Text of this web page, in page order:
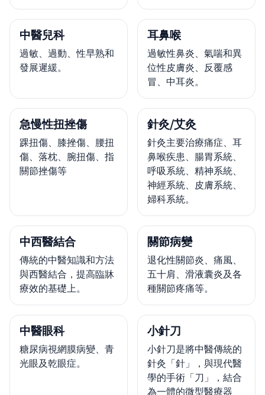
中醫兒科
過敏、過動、性早熟和
發展遲緩。
耳鼻喉
過敏性鼻炎、氣喘和異
位性皮膚炎、反覆感
冒、中耳炎。
急慢性扭挫傷
踝扭傷、膝挫傷、腰扭
傷、落枕、腕扭傷、指
關節挫傷等
針灸/艾灸
針灸主要治療痛症、耳
鼻喉疾患、腸胃系統、
呼吸系統、精神系統、
神經系統、皮膚系統、
婦科系統。
中西醫結合
傳統的中醫知識和方法
與西醫結合，提高臨牀
療效的基礎上。
關節病變
退化性關節炎、痛風、
五十肩、滑液囊炎及各
種關節疼痛等。
中醫眼科
糖尿病視網膜病變、青
光眼及乾眼症。
小針刀
小針刀是將中醫傳統的
針灸「針」，與現代醫
學的手術「刀」，結合
為一體的微型醫療器